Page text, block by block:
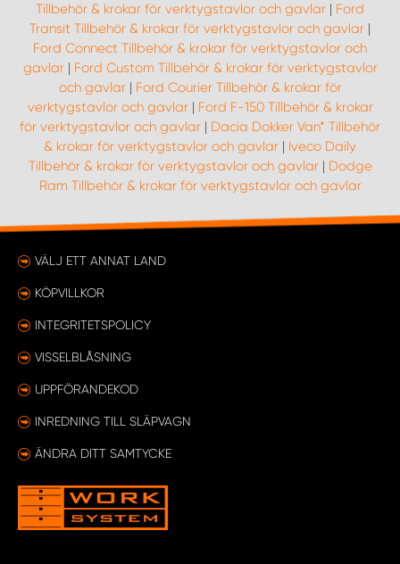
Tillbehör & krokar för verktygstavlor och gavlar | Ford
Transit Tillbehör & krokar för verktygstavlor och gavlar |
Ford Connect Tillbehör & krokar för verktygstavlor och
gavlar| Ford Custom Tillbehör & krokar för verktygstavlor
och gavlar| Ford Courier Tillbehör & krokar för
verktygstavlor och gavlar| Ford F-150 Tillbehör & krokar
för verktygstavlor och gavlar | Dacia Dokker Van* Tillbehör
& krokar för verktygstavlor och gavlar | Iveco Daily
Tillbehör & krokar för verktygstavlor och gavlar| Dodge
Ram Tillbehör & krokar för verktygstavlor och gavlar
VÄLJ ETT ANNAT LAND
KÖPVILLKOR
INTEGRITETSPOLICY
VISSELBLÅSNING
UPPFÖRANDEKOD
INREDNING TILL SLÄPVAGN
ÄNDRA DITT SAMTYCKE